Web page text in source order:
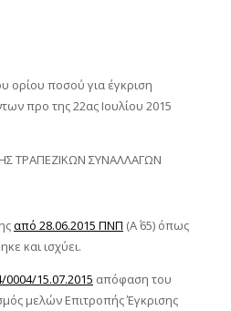
ορίου ποσού για έγκριση
προ της 22ας Ιουλίου 2015
ΤΡΑΠΕΖΙΚΩΝ ΣΥΝΑΛΛΑΓΩΝ
από 28.06.2015 ΠΝΠ (Α΄ 65) όπως
και ισχύει.
0004/15.07.2015 απόφαση του
μελών Επιτροπής Έγκρισης